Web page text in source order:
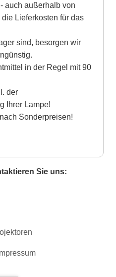
auch außerhalb von
Lieferkosten für das
sind, besorgen wir
in der Regel mit 90
der
Ihrer Lampe!
Sonderpreisen!
Sie uns: